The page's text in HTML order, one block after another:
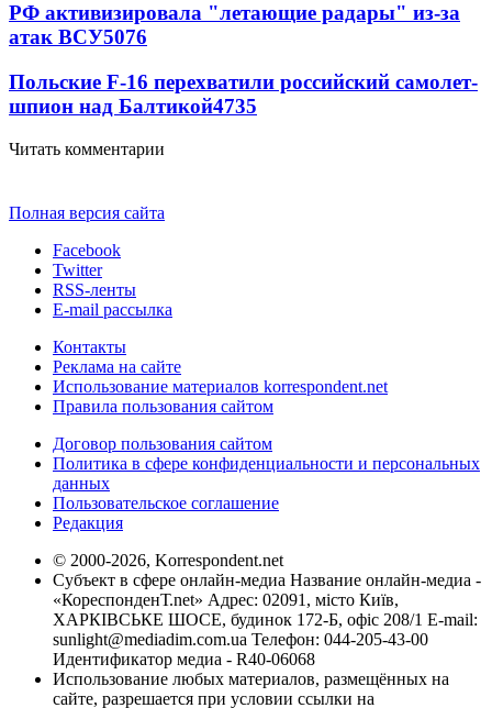
РФ активизировала "летающие радары" из-за
атак ВСУ5076
Польские F-16 перехватили российский самолет-
шпион над Балтикой4735
Читать комментарии
Полная версия сайта
Facebook
Twitter
RSS-ленты
E-mail рассылка
Контакты
Реклама на сайте
Использование материалов korrespondent.net
Правила пользования сайтом
Договор пользования сайтом
Политика в сфере конфиденциальности и персональных
данных
Пользовательское соглашение
Редакция
© 2000-2026, Korrespondent.net
Субъект в сфере онлайн-медиа Название онлайн-медиа -
«КореспонденТ.net» Адрес: 02091, місто Київ,
ХАРКІВСЬКЕ ШОСЕ, будинок 172-Б, офіс 208/1 E-mail:
sunlight@mediadim.com.ua Телефон: 044-205-43-00
Идентификатор медиа - R40-06068
Использование любых материалов, размещённых на
сайте, разрешается при условии ссылки на